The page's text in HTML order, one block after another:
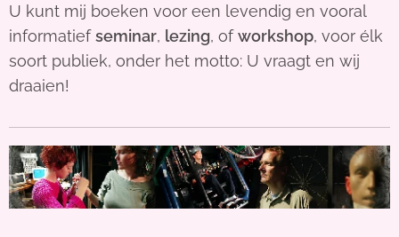
U kunt mij boeken voor een levendig en vooral
informatiefseminar, lezing, ofworkshop, voor élk
soort publiek, onder het motto: U vraagt en wij
draaien!